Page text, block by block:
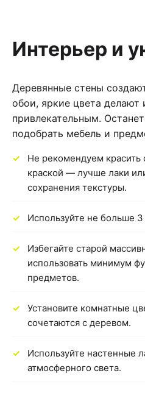
Интерьер и
Деревянные стены
обои, яркие цвета делают
привлекательным.
подобрать мебель и
Не рекомендуем красить
краской — лучше лаки
сохранения текстуры.
Используйте не больше
Избегайте старой
использовать минимум
предметов.
Установите комнатные
сочетаются с деревом.
Используйте настенные
атмосферного света.